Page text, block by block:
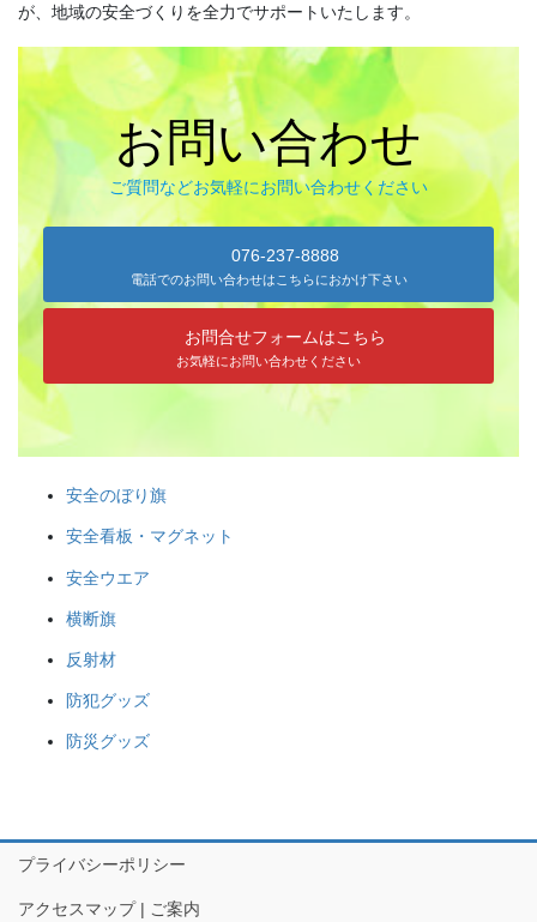
が、地域の安全づくりを全力でサポートいたします。
お問い合わせ
ご質問などお気軽にお問い合わせください
076-237-8888
電話でのお問い合わせはこちらにおかけ下さい
お問合せフォームはこちら
お気軽にお問い合わせください
安全のぼり旗
安全看板・マグネット
安全ウエア
横断旗
反射材
防犯グッズ
防災グッズ
プライバシーポリシー
アクセスマップ | ご案内
り用品を数多く取り扱っております。お祭りの事はお気軽にご相談下さい。
出かけてみる石川のお祭り【必須ア
イテム】
オリジナル半纏・法被
オリジナルで製作する半纏を「別
ん）」といいます。その土地にあ
った色合いや絵柄、風合いが用意
されるので、祭りの景色の一部に
なります。
獅子舞